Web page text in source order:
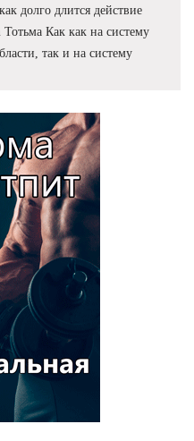
долго длится действие
Как как на систему
так и на систему